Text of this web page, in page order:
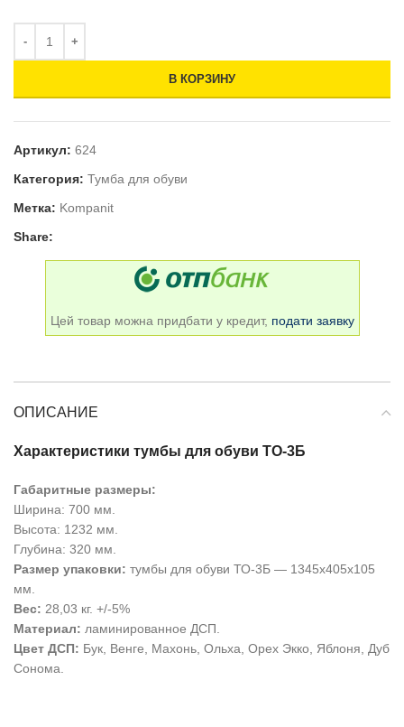
В КОРЗИНУ
Артикул: 624
Категория: Тумба для обуви
Метка: Kompanit
Share:
Цей товар можна придбати у кредит, подати заявку
ОПИСАНИЕ
Характеристики тумбы для обуви ТО-3Б
Габаритные размеры:
Ширина: 700 мм.
Высота: 1232 мм.
Глубина: 320 мм.
Размер упаковки: тумбы для обуви ТО-3Б — 1345х405х105
мм.
Вес: 28,03 кг. +/-5%
Материал: ламинированное ДСП.
Цвет ДСП: Бук, Венге, Махонь, Ольха, Орех Экко, Яблоня, Дуб
Сонома.